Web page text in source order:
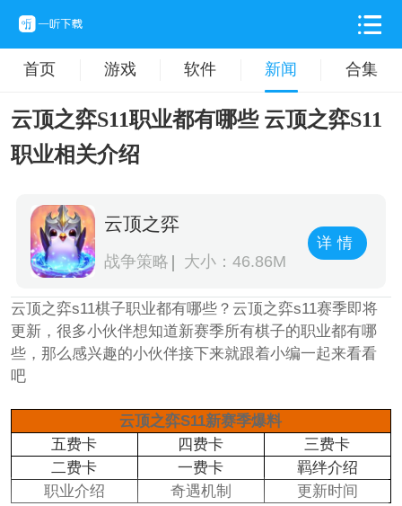
首页 游戏 软件 新闻 合集
云顶之弈S11职业都有哪些 云顶之弈S11
职业相关介绍
云顶之弈
战争策略 大小：46.86M
详情
云顶之弈s11棋子职业都有哪些？云顶之弈s11赛季即将
更新，很多小伙伴想知道新赛季所有棋子的职业都有哪
些，那么感兴趣的小伙伴接下来就跟着小编一起来看看
吧
云顶之弈S11新赛季爆料
五费卡
四费卡
三费卡
二费卡
一费卡
羁绊介绍
职业介绍
奇遇机制 更新时间